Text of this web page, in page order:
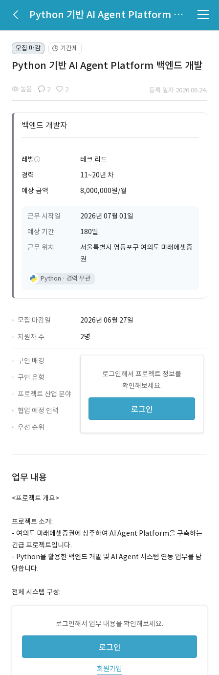
Python 기반 AI Agent Platform 백엔드 개발
모집 마감 🕒 기간제
Python 기반 AI Agent Platform 백엔드 개발
높음 2 2 등록 일자 2026.06.24.
백엔드 개발자
레벨
테크 리드
경력
11~20년 차
예상 금액
8,000,000원/월
근무 시작일
2026년 07월 01일
예상 기간
180일
근무 위치
서울특별시 영등포구 여의도 미래에셋증
권
Python 경력 무관
모집 마감일
2026년 06월 27일
지원자 수
2명
로그인해서 프로젝트 정보를
확인해보세요.
로그인
구인 배경
구인 유형
프로젝트 산업 분야
협업 예정 인력
우선 순위
업무 내용
<프로젝트 개요>
프로젝트 소개:
- 여의도 미래에셋증권에 상주하여 AI Agent Platform을 구축하는
긴급 프로젝트입니다.
- Python을 활용한 백엔드 개발 및 AI Agent 시스템 연동 업무를 담
당합니다.
전체 시스템 구성:
로그인해서 업무 내용을 확인해보세요.
로그인
회원가입